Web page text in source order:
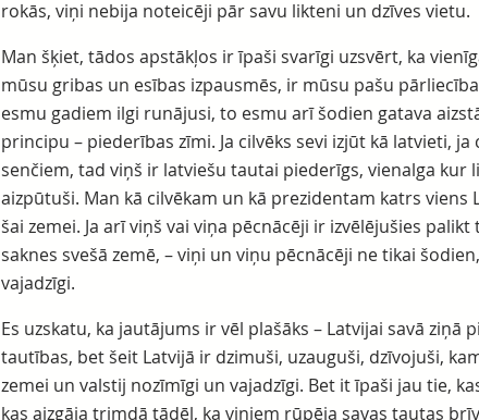
rokās, viņi nebija noteicēji pār savu likteni un dzīves vietu.
Man šķiet, tādos apstākļos ir īpaši svarīgi uzsvērt, ka
mūsu gribas un esības izpausmēs, ir mūsu pašu
esmu gadiem ilgi runājusi, to esmu arī šodien gatava
principu – piederības zīmi. Ja cilvēks sevi izjūt kā latvieti,
senčiem, tad viņš ir latviešu tautai piederīgs, vienalga kur
aizpūtuši. Man kā cilvēkam un kā prezidentam katrs viens
šai zemei. Ja arī viņš vai viņa pēcnācēji ir izvēlējušies
saknes svešā zemē, – viņi un viņu pēcnācēji ne tikai
vajadzīgi.
Es uzskatu, ka jautājums ir vēl plašāks – Latvijai savā ziņā
tautības, bet šeit Latvijā ir dzimuši, uzauguši, dzīvojuši,
zemei un valstij nozīmīgi un vajadzīgi. Bet it īpaši jau tie,
kas aizgāja trimdā tādēļ, ka viņiem rūpēja savas tautas